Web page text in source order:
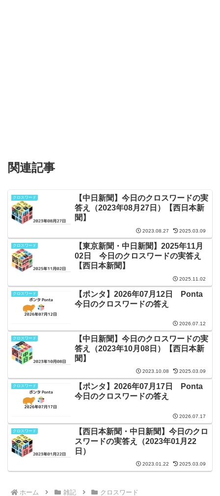
関連記事
クロスワード
【中日新聞】今日のクロスワードの実
答え（2023年08月27日）【西日本新
聞】
2023.08.27 2025.03.09
クロスワード
【東京新聞・中日新聞】2025年11月
02日 今日のクロスワードの実答え
【西日本新聞】
2025.11.02
クロスワード
【ポンタ】2026年07月12日 Ponta
今日のクロスワードの答え
2026.07.12
クロスワード
【中日新聞】今日のクロスワードの実
答え（2023年10月08日）【西日本新
聞】
2023.10.08 2025.03.09
クロスワード
【ポンタ】2026年07月17日 Ponta
今日のクロスワードの答え
2026.07.17
クロスワード
【西日本新聞・中日新聞】今日のクロ
スワードの実答え（2023年01月22
日）
2023.01.22 2025.03.09
ホーム 雑記 クロスワード